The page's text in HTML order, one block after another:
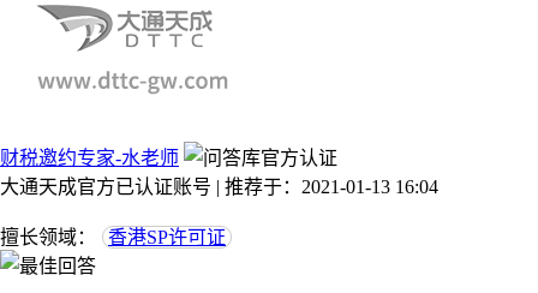
财税邀约专家-水老师
大通天成官方已认证账号 | 推荐于：2021-01-13 16:04
擅长领域： 香港SP许可证